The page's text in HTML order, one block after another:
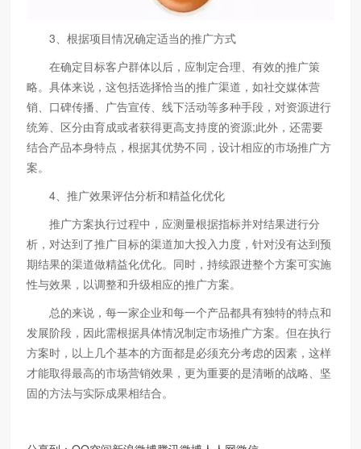
3、根据项目情况确定适当的推广方式
在确定目标客户群体以后，应制定合理、有效的推广策
略。具体来说，这包括选择恰当的推广渠道，如社交媒体营
销、口碑传播、广告宣传、线下活动等多种手段，对资源进行
统筹、区分由育成或者获得更高支持度的资源;此外，还需要
结合产品本身特点，根据其优势不同，设计相应的市场推广方
案。
4、推广效果评估分析和精益化优化
推广方案执行过程中，应测量根据指标并对结果进行分
析，对达到了推广目标的渠道加大投入力度，针对没有达到预
期结果的渠道做精益化优化。同时，持续跟进整个方案可实施
性与效果，以调整和升级相应的推广方案。
总的来说，每一家企业和每一个产品都具有独特的特点和
发展阶段，因此需根据具体情况制定市场推广方案。但在执行
方案时，以上几个基本的方面都是必须充分考虑的因素，这样
才能取得最高的市场营销效果，更为重要的是清晰的战略、坚
固的方法与实际成果相结合。